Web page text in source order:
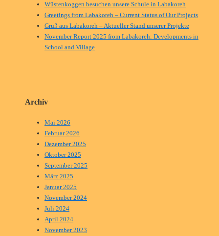
Wüstenkoggen besuchen unsere Schule in Labakoreh
Greetings from Labakoreh – Current Status of Our Projects
Gruß aus Labakoreh – Aktueller Stand unserer Projekte
November Report 2025 from Labakoreh: Developments in
School and Village
Archiv
Mai 2026
Februar 2026
Dezember 2025
Oktober 2025
September 2025
März 2025
Januar 2025
November 2024
Juli 2024
April 2024
November 2023